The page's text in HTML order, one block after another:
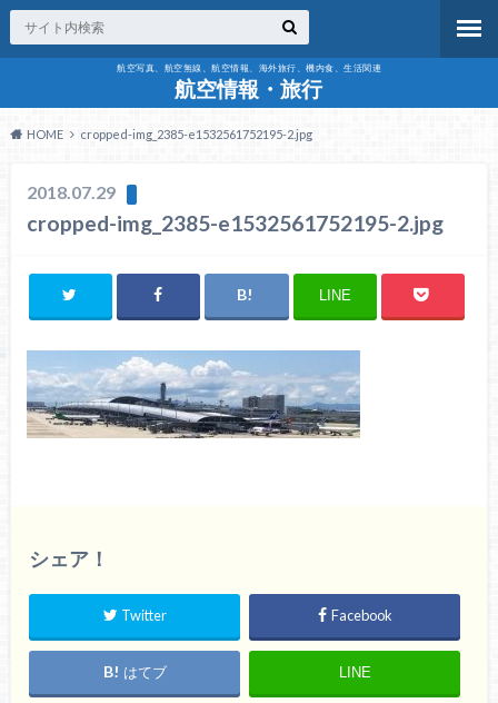
航空写真、航空無線、航空情報、海外旅行、機内食、生活関連
航空情報・旅行
HOME cropped-img_2385-e1532561752195-2.jpg
2018.07.29
cropped-img_2385-e1532561752195-2.jpg
LINE
シェア！
Twitter Facebook
はてブ LINE